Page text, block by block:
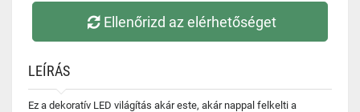
Ellenőrizd az elérhetőséget
LEÍRÁS
Ez a dekoratív LED világítás akár este, akár nappal felkelti a